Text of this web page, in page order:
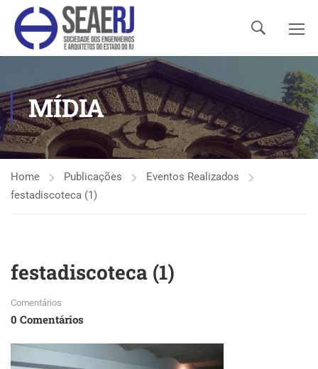
MÍDIA
Home Publicações
Eventos Realizados
festadiscoteca (1)
festadiscoteca (1)
Comentários
0 Comentários